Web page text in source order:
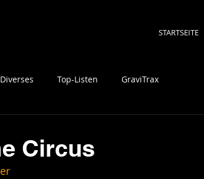
STARTSEITE
Diverses Top-Listen GraviTrax
Circus